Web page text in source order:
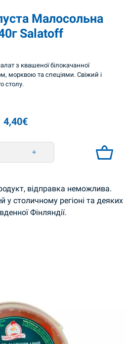
Малосольна
Salatoff
з квашеної білокачанної
морквою та спеціями. Свіжий і
столу.
4,40€
відправка неможлива.
у столичному регіоні та деяких
Фінляндії.